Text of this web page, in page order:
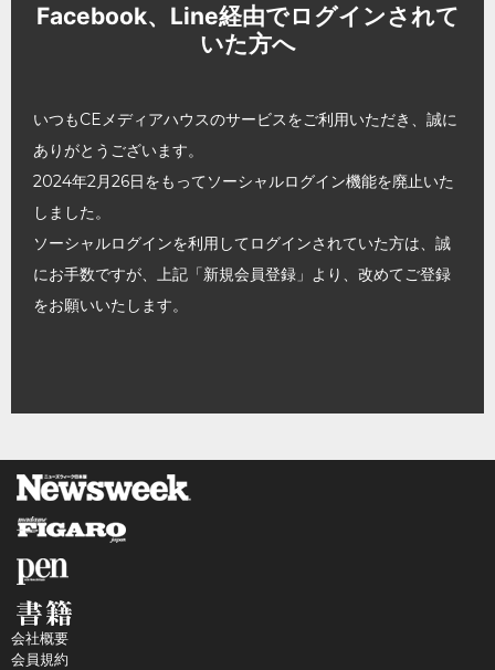
Facebook、Line経由でログインされて
いた方へ
いつもCEメディアハウスのサービスをご利用いただき、誠に
ありがとうございます。
2024年2月26日をもってソーシャルログイン機能を廃止いた
しました。
ソーシャルログインを利用してログインされていた方は、誠
にお手数ですが、上記「新規会員登録」より、改めてご登録
をお願いいたします。
会社概要
会員規約